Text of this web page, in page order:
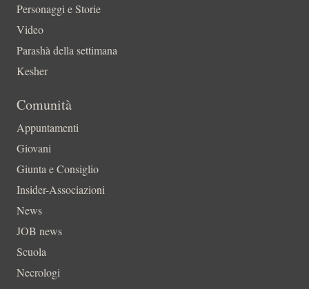
Personaggi e Storie
Video
Parashà della settimana
Kesher
Comunità
Appuntamenti
Giovani
Giunta e Consiglio
Insider-Associazioni
News
JOB news
Scuola
Necrologi